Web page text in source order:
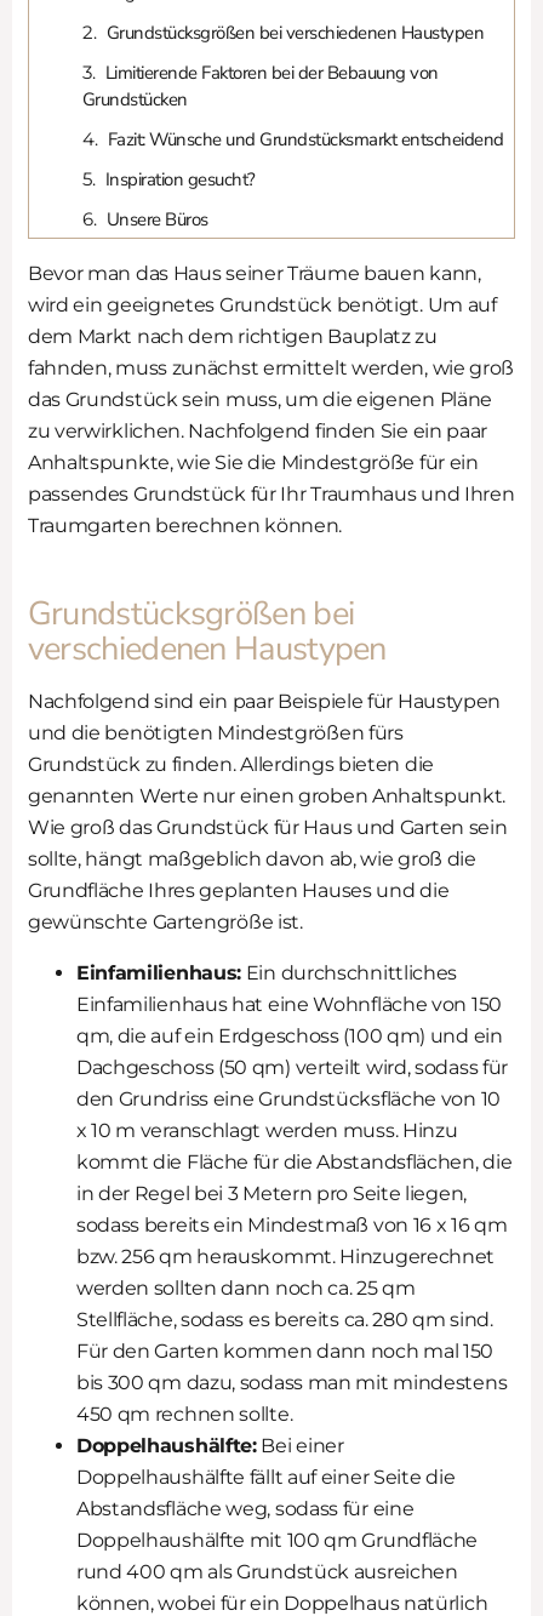
Grundstücksgrößen bei verschiedenen Haustypen
Limitierende Faktoren bei der Bebauung von
Grundstücken
Fazit: Wünsche und Grundstücksmarkt entscheidend
Inspiration gesucht?
Unsere Büros
Bevor man das Haus seiner Träume bauen kann,
wird ein geeignetes Grundstück benötigt. Um auf
dem Markt nach dem richtigen Bauplatz zu
fahnden, muss zunächst ermittelt werden, wie groß
das Grundstück sein muss, um die eigenen Pläne
zu verwirklichen. Nachfolgend finden Sie ein paar
Anhaltspunkte, wie Sie die Mindestgröße für ein
passendes Grundstück für Ihr Traumhaus und Ihren
Traumgarten berechnen können.
Grundstücksgrößen bei
verschiedenen Haustypen
Nachfolgend sind ein paar Beispiele für Haustypen
und die benötigten Mindestgrößen fürs
Grundstück zu finden. Allerdings bieten die
genannten Werte nur einen groben Anhaltspunkt.
Wie groß das Grundstück für Haus und Garten sein
sollte, hängt maßgeblich davon ab, wie groß die
Grundfläche Ihres geplanten Hauses und die
gewünschte Gartengröße ist.
Einfamilienhaus: Ein durchschnittliches
Einfamilienhaus hat eine Wohnfläche von 150
qm, die auf ein Erdgeschoss (100 qm) und ein
Dachgeschoss (50 qm) verteilt wird, sodass für
den Grundriss eine Grundstücksfläche von 10
x 10 m veranschlagt werden muss. Hinzu
kommt die Fläche für die Abstandsflächen, die
in der Regel bei 3 Metern pro Seite liegen,
sodass bereits ein Mindestmaß von 16 x 16 qm
bzw. 256 qm herauskommt. Hinzugerechnet
werden sollten dann noch ca. 25 qm
Stellfläche, sodass es bereits ca. 280 qm sind.
Für den Garten kommen dann noch mal 150
bis 300 qm dazu, sodass man mit mindestens
450 qm rechnen sollte.
Doppelhaushälfte:Bei einer
Doppelhaushälfte fällt auf einer Seite die
Abstandsfläche weg, sodass für eine
Doppelhaushälfte mit 100 qm Grundfläche
rund 400 qm als Grundstück ausreichen
können, wobei für ein Doppelhaus natürlich